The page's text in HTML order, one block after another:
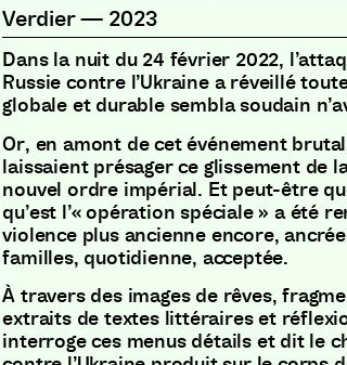
Verdier— 2023
Dans la nuit du 24 février 2022,
Russie contre l’Ukraine a réveillé
globale et durable sembla soudain
Or, en amont de cet événement
laissaient présager ce glissement de
nouvel ordre impérial. Et peut-être
qu’est l’« opération spéciale » a été
violence plus ancienne encore,
familles, quotidienne, acceptée.
À travers des images de rêves,
extraits de textes littéraires et
interroge ces menus détails et dit le